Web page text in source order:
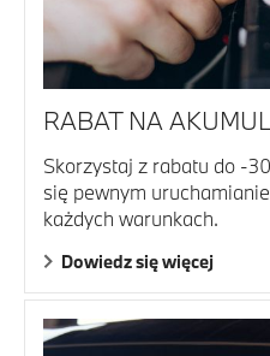
RABAT NA
Skorzystaj z rabatu do -
się pewnym
każdych warunkach.
Dowiedz się więcej